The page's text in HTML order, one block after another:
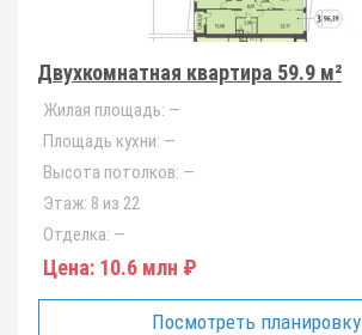
Двухкомнатная квартира 59.9 м²
Жилая площадь: —
Площадь кухни: —
Высота потолков: —
Этаж: 8 из 22
Отделка: —
Цена: 10.6 млн ₽
Посмотреть планировку